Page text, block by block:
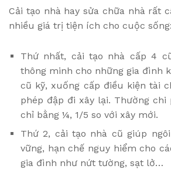
Cải tạo nhà hay sửa chữa nhà rất
nhiều giá trị tiện ích cho cuộc sống:
Thứ nhất, cải tạo nhà cấp 4
thông minh cho những gia đình
cũ kỹ, xuống cấp điều kiện tài
phép đập đi xây lại. Thường
chỉ bằng ¼, 1/5 so với xây mới.
Thứ 2, cải tạo nhà cũ giúp
vững, hạn chế nguy hiểm cho
gia đình như nứt tường, sạt lở…